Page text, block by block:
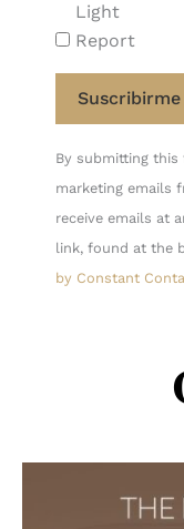
Light
Report
Constant
Contact
Use.
Please
leave
By submitting this
marketing emails
receive emails at
link, found at the
by Constant